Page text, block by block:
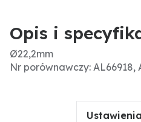
Opis i
Ø22,2mm
Nr porównawczy: AL66918,